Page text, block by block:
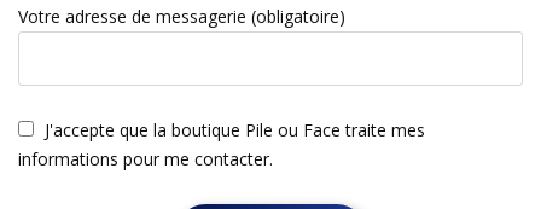
Votre adresse de messagerie (obligatoire)
J'accepte que la boutique Pile ou Face traite mes
informations pour me contacter.